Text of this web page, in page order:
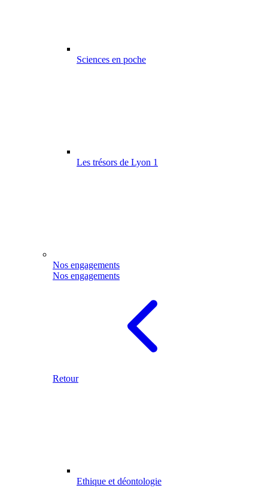
Sciences en poche
Les trésors de Lyon 1
Nos engagements
Nos engagements
Retour
Ethique et déontologie